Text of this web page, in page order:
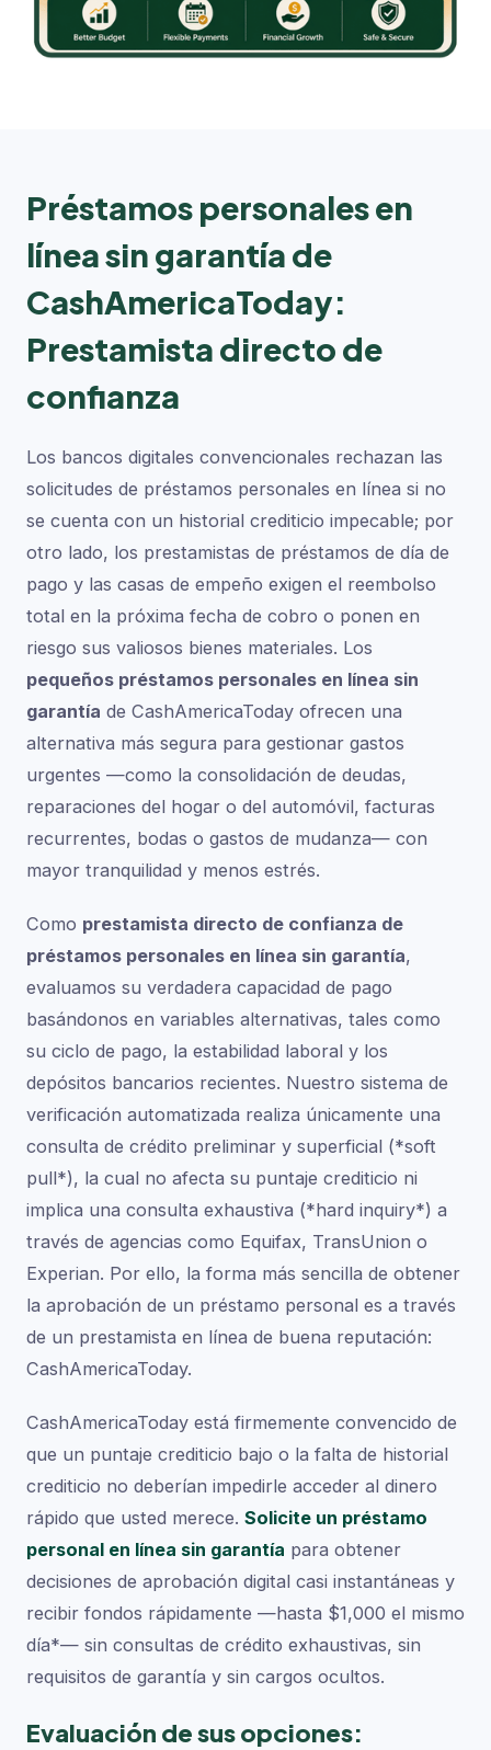
Préstamos personales en
línea sin garantía de
CashAmericaToday:
Prestamista directo de
confianza
Los bancos digitales convencionales rechazan las
solicitudes de préstamos personales en línea si no
se cuenta con un historial crediticio impecable; por
otro lado, los prestamistas de préstamos de día de
pago y las casas de empeño exigen el reembolso
total en la próxima fecha de cobro o ponen en
riesgo sus valiosos bienes materiales. Los
pequeños préstamos personales en línea sin
garantía de CashAmericaToday ofrecen una
alternativa más segura para gestionar gastos
urgentes —como la consolidación de deudas,
reparaciones del hogar o del automóvil, facturas
recurrentes, bodas o gastos de mudanza— con
mayor tranquilidad y menos estrés.
Como prestamista directo de confianza de
préstamos personales en línea sin garantía,
evaluamos su verdadera capacidad de pago
basándonos en variables alternativas, tales como
su ciclo de pago, la estabilidad laboral y los
depósitos bancarios recientes. Nuestro sistema de
verificación automatizada realiza únicamente una
consulta de crédito preliminar y superficial (*soft
pull*), la cual no afecta su puntaje crediticio ni
implica una consulta exhaustiva (*hard inquiry*) a
través de agencias como Equifax, TransUnion o
Experian. Por ello, la forma más sencilla de obtener
la aprobación de un préstamo personal es a través
de un prestamista en línea de buena reputación:
CashAmericaToday.
CashAmericaToday está firmemente convencido de
que un puntaje crediticio bajo o la falta de historial
crediticio no deberían impedirle acceder al dinero
rápido que usted merece. Solicite un préstamo
personal en línea sin garantía para obtener
decisiones de aprobación digital casi instantáneas y
recibir fondos rápidamente —hasta $1,000 el mismo
día*— sin consultas de crédito exhaustivas, sin
requisitos de garantía y sin cargos ocultos.
Evaluación de sus opciones: